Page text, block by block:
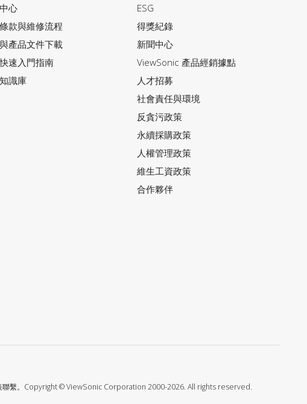
心
款與維修流程
產品文件下載
速入門指南
識庫
ESG
得獎紀錄
新聞中心
ViewSonic 產品經銷據點
人才招募
社會責任與環境
反貪污政策
永續採購政策
人權管理政策
維生工資政策
合作夥伴
聯繫。Copyright © ViewSonic Corporation 2000-2026. All rights reserved.